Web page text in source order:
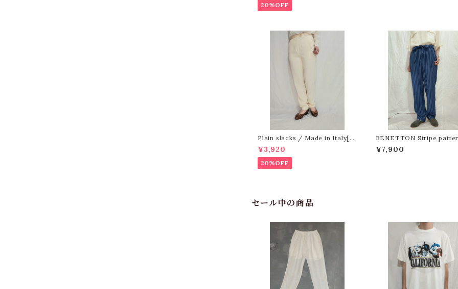
20%OFF
Plain slacks / Made in Italy[m
-1102]イタリア製 プレーンスラック
ス
¥3,920
20%OFF
BENETTON Stripe
sy pants[m-1579]ベネトン
イプ柄イージーパンツ
¥7,900
セール中の商品